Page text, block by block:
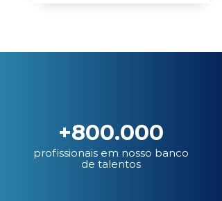
+800.000
profissionais em nosso banco
de talentos